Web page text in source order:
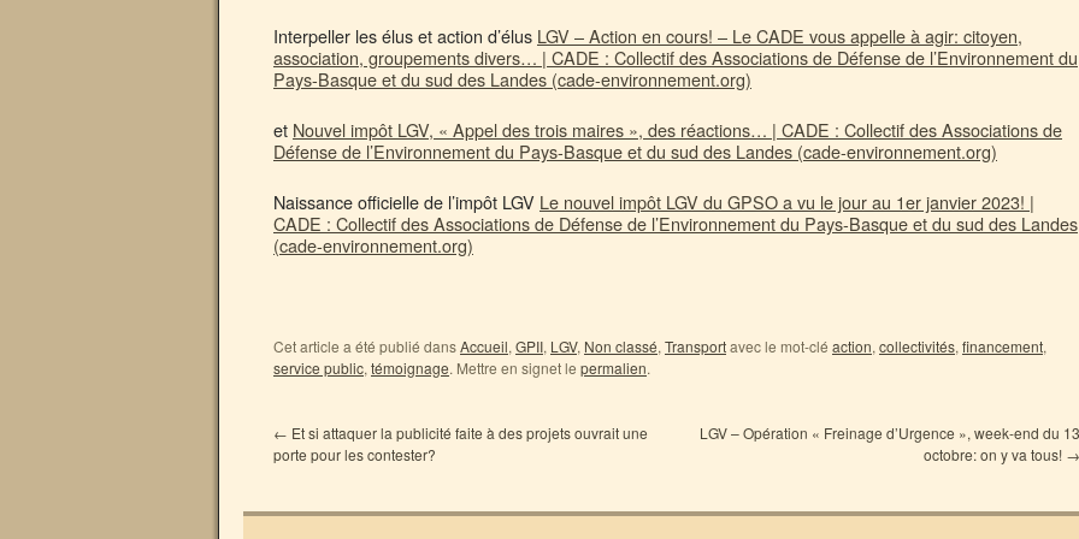
Interpeller les élus et action d’élus LGV – Action en cours! – Le CADE vous appelle à agir: citoyen,
association, groupements divers… | CADE : Collectif des Associations de Défense de l’Environnement du
Pays-Basque et du sud des Landes (cade-environnement.org)
et Nouvel impôt LGV, « Appel des trois maires », des réactions… | CADE : Collectif des Associations de
Défense de l’Environnement du Pays-Basque et du sud des Landes (cade-environnement.org)
Naissance officielle de l’impôt LGV Le nouvel impôt LGV du GPSO a vu le jour au 1er janvier 2023! |
CADE : Collectif des Associations de Défense de l’Environnement du Pays-Basque et du sud des Landes
(cade-environnement.org)
Cet article a été publié dansAccueil,GPII, LGV, Non classé,Transportavec le mot-clé action,collectivités,financement,
service public,témoignage. Mettre en signet le permalien.
← Et si attaquer la publicité faite à des projets ouvrait une
porte pour les contester?
LGV – Opération « Freinage d’Urgence », week-end du 13
octobre: on y va tous! →